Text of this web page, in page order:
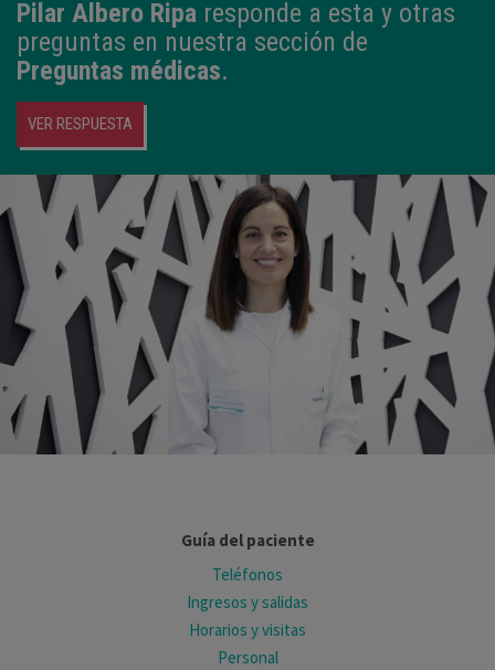
Pilar Albero Ripa responde a esta y otras
preguntas en nuestra sección de
Preguntas médicas.
VER RESPUESTA
Guía del paciente
Teléfonos
Ingresos y salidas
Horarios y visitas
Personal